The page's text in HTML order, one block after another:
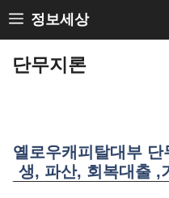
Skip
to
content
정보세상
단무지론
옐로우캐피탈대부
생, 파산, 회복대출 ,